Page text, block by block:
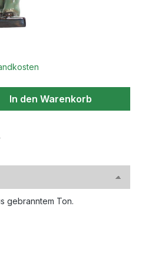
den
In den Warenkorb
gebranntem Ton.